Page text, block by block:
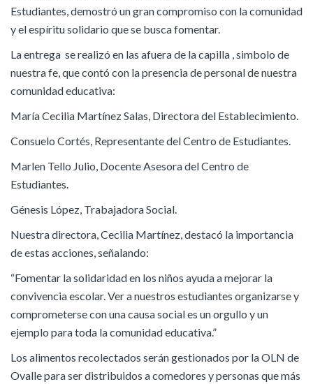
Estudiantes, demostró un gran compromiso con la comunidad
y el espíritu solidario que se busca fomentar.
​La entrega se realizó en las afuera de la capilla , simbolo de
nuestra fe, que contó con la presencia de personal de nuestra
comunidad educativa:
María ​Cecilia Martínez Salas, Directora del Establecimiento.
​Consuelo Cortés, Representante del Centro de Estudiantes.
​Marlen Tello Julio, Docente Asesora del Centro de
Estudiantes.
​Génesis López, Trabajadora Social.
​Nuestra directora, Cecilia Martínez, destacó la importancia
de estas acciones, señalando:
​“Fomentar la solidaridad en los niños ayuda a mejorar la
convivencia escolar. Ver a nuestros estudiantes organizarse y
comprometerse con una causa social es un orgullo y un
ejemplo para toda la comunidad educativa.”
​Los alimentos recolectados serán gestionados por la OLN de
Ovalle para ser distribuidos a comedores y personas que más